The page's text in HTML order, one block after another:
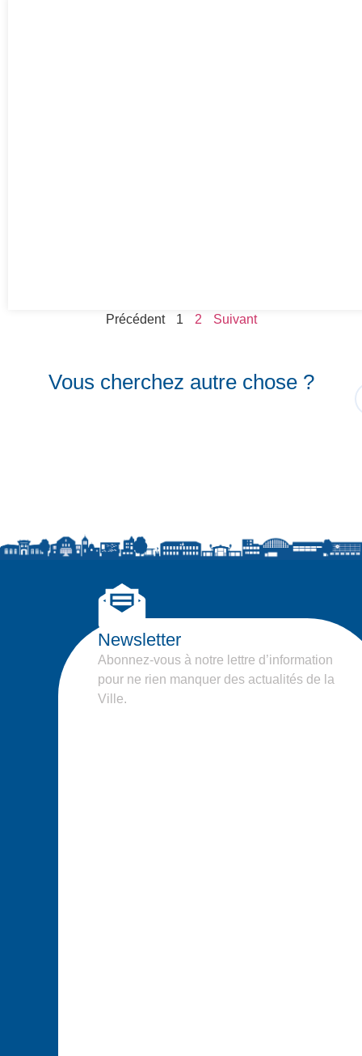
Précédent 1 2 Suivant
Vous cherchez autre chose ?
Newsletter
Abonnez-vous à notre lettre d’information
pour ne rien manquer des actualités de la
Ville.